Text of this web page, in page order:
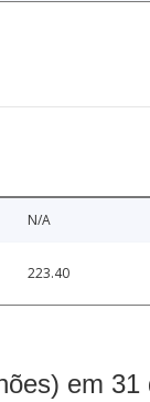
N/A
223.40
em 31